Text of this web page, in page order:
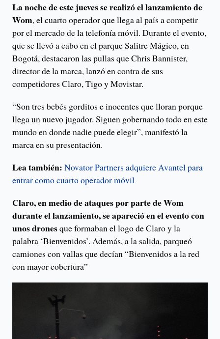
La noche de este jueves se realizó el lanzamiento de
Wom, el cuarto operador que llega al país a competir
por el mercado de la telefonía móvil. Durante el evento,
que se llevó a cabo en el parque Salitre Mágico, en
Bogotá, destacaron las pullas que Chris Bannister,
director de la marca, lanzó en contra de sus
competidores Claro, Tigo y Movistar.
“Son tres bebés gorditos e inocentes que lloran porque
llega un nuevo jugador. Siguen gobernando todo en este
mundo en donde nadie puede elegir”, manifestó la
marca en su presentación.
Lea también: Novator Partners adquiere Avantel para
entrar como cuarto operador móvil
Claro, en medio de ataques por parte de Wom
durante el lanzamiento, se apareció en el evento con
unos dronesque formaban el logo de Claro y la
palabra ‘Bienvenidos’. Además, a la salida, parqueó
camiones con vallas que decían “Bienvenidos a la red
con mayor cobertura”